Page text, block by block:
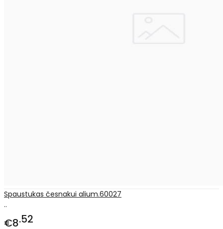
Spaustukas česnakui alium.60027
..
€8 52